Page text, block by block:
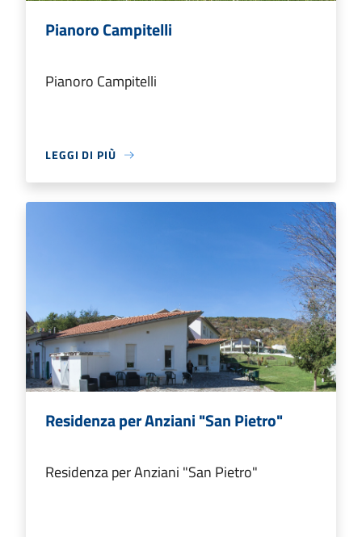
Pianoro Campitelli
Pianoro Campitelli
LEGGI DI PIÙ
Residenza per Anziani "San Pietro"
Residenza per Anziani "San Pietro"